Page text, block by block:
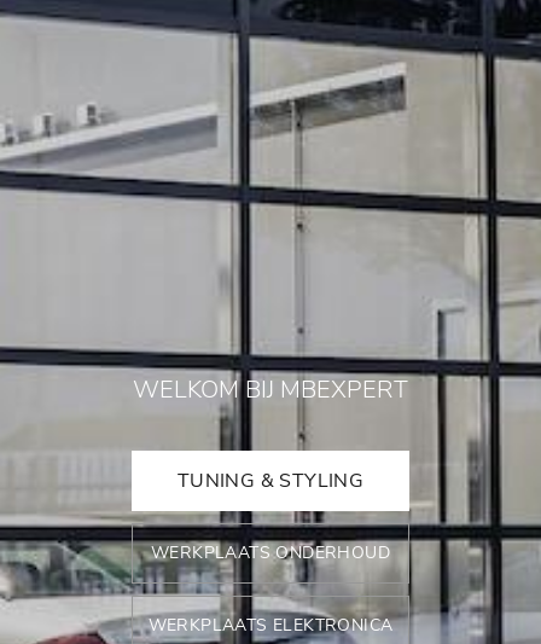
WELKOM BIJ MBEXPERT
TUNING & STYLING
WERKPLAATS ONDERHOUD
WERKPLAATS ELEKTRONICA